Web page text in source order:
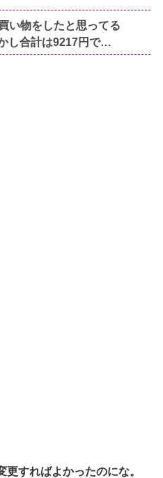
い物をしたと思ってる
し合計は9217円で…
すればよかったのにな。